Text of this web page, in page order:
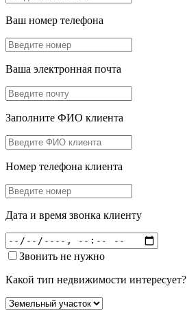
Ваш номер телефона
Ваша электронная почта
Заполните ФИО клиента
Номер телефона клиента
Дата и время звонка клиенту
Звонить не нужно
Какой тип недвижимости интересует?